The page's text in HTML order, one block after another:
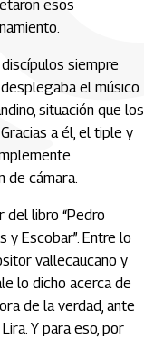
esos
siempre
el músico
situación que los
a él, el tiple y
de cámara.
del libro “Pedro
y Escobar”. Entre lo
vallecaucano y
lo dicho acerca de
de la verdad, ante
Y para eso, por